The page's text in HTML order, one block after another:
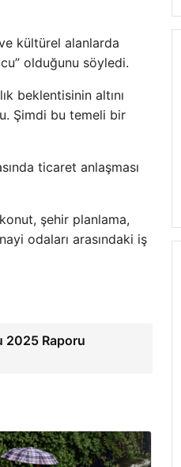
kültürel alanlarda
olduğunu söyledi.
beklentisinin altını
Şimdi bu temeli bir
ticaret anlaşması
şehir planlama,
odaları arasındaki iş
2025 Raporu